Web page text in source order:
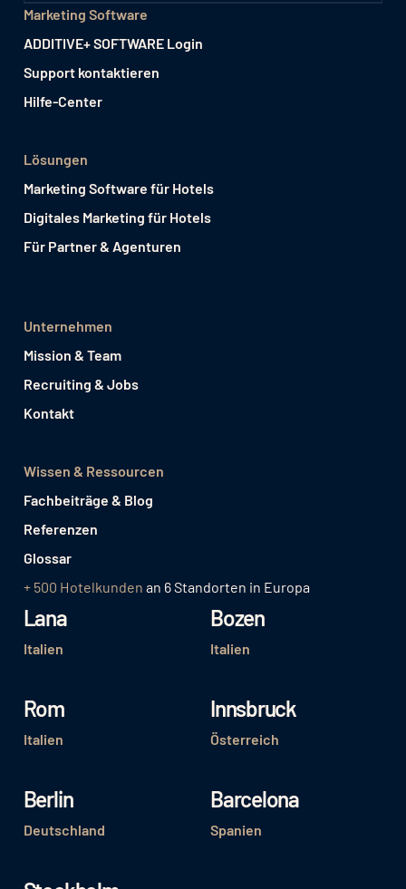
Marketing Software
ADDITIVE+ SOFTWARE Login
Support kontaktieren
Hilfe-Center
Lösungen
Marketing Software für Hotels
Digitales Marketing für Hotels
Für Partner & Agenturen
Unternehmen
Mission & Team
Recruiting & Jobs
Kontakt
Wissen & Ressourcen
Fachbeiträge & Blog
Referenzen
Glossar
+ 500 Hotelkunden an 6 Standorten in Europa
Lana
Italien
Bozen
Italien
Rom
Italien
Innsbruck
Österreich
Berlin
Deutschland
Barcelona
Spanien